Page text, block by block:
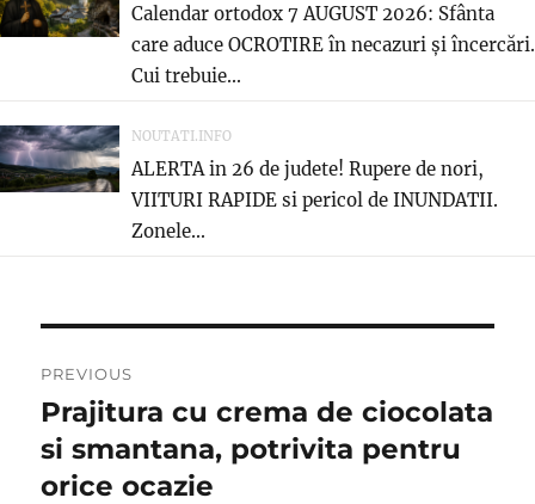
Calendar ortodox 7 AUGUST 2026: Sfânta
care aduce OCROTIRE în necazuri și încercări.
Cui trebuie...
NOUTATI.INFO
ALERTA in 26 de judete! Rupere de nori,
VIITURI RAPIDE si pericol de INUNDATII.
Zonele...
navigation
PREVIOUS
Previous
post:
Prajitura cu crema de ciocolata
si smantana, potrivita pentru
orice ocazie